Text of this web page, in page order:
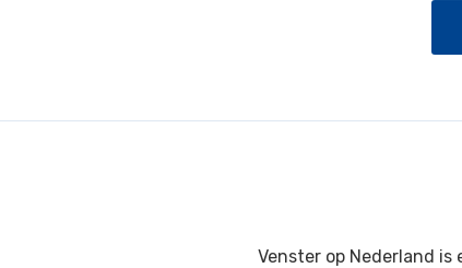
Venster op Nederland